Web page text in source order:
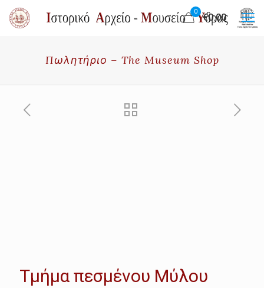
0
€0.00
Πωλητήριο – The Museum Shop
Τμήμα πεσμένου Μύλου